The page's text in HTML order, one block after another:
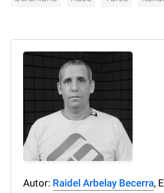
Autor: Raidel Arbelay Becerra,